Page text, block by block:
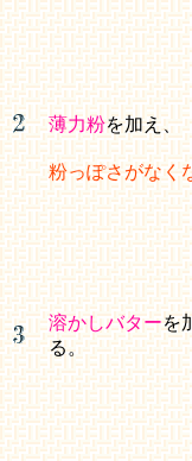
薄力粉を加え、
粉っぽさがなく
溶かしバターを
る。